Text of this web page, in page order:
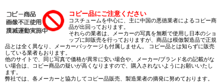
コピー品にご注意ください
コスチュームを中心に、主に中国の悪徳業者によるコピー商
品が出回っております。
それらの業者は、メーカーの写真を無断で使用し日本のショ
ップに卸販売を行っておりますが、商品は模倣製造品で正規
品とは全く異なり、メーカーパッケージも付属しません。 コピー品とは知らずに販売
している業者もおります。
他のサイトで、同じ写真で価格が異常に安い場合や、メーカー/ブランド名の記載がな
い場合は、コピー商品の疑いが高くなりますので、購入されないようにお願いいたし
ます。
弊社では、各メーカーと協力してコピー品販売、製造業者の摘発に努めております。